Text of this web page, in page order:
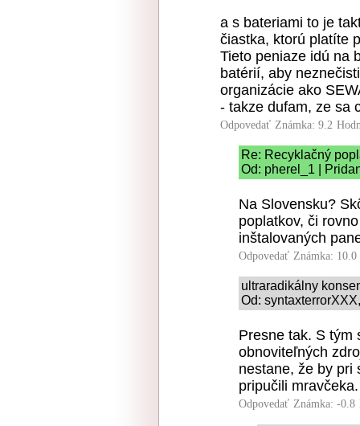
a s bateriami to je
čiastka, ktorú platíte
Tieto peniaze idú na
batérií, aby
organizácie ako
- takze dufam, ze sa
Odpovedať Známka: 9.2
Re: Recyklačný
Od: pherel_1 |
Na Slovensku?
poplatkov, či
inštalovaných
Odpovedať Známka: 10.0
ultraradikálny
Od:
Presne tak. S tým
obnoviteľných
nestane, že by pri
pripučili mravčeka.
Odpovedať Známka: -0.8